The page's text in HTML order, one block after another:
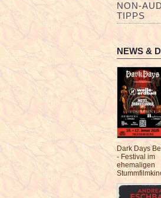
NON-
TIPPS
NEWS &
Dark Days
- Festival im
ehemaligen